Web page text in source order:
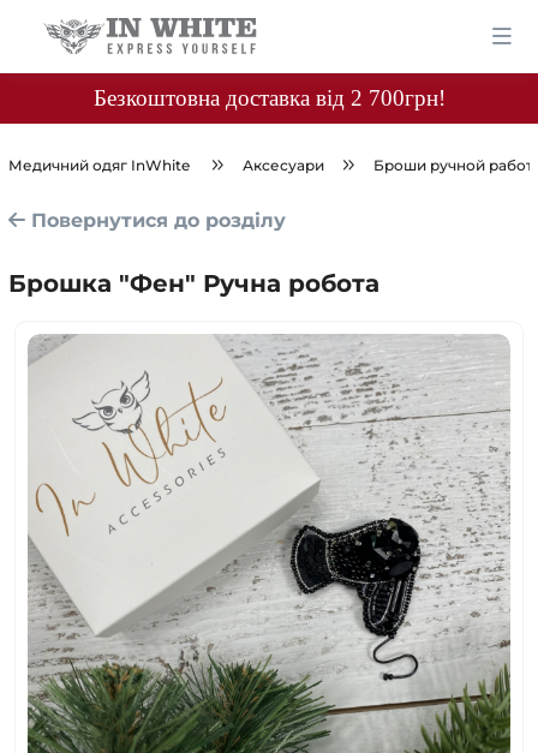
Безкоштовна доставка від 2 700грн!
Медичний одяг InWhite Аксесуари Броши ручной
Повернутися до розділу
Брошка "Фен" Ручна робота